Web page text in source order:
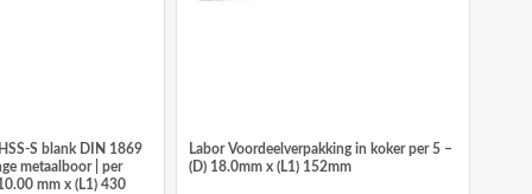
S blank DIN 1869
metaalboor | per
mm x (L1) 430
Labor Voordeelverpakking in koker per 5 –
(D) 18.0mm x (L1) 152mm